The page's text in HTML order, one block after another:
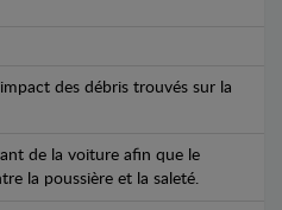
des débris trouvés sur la
de la voiture afin que le
la poussière et la saleté.